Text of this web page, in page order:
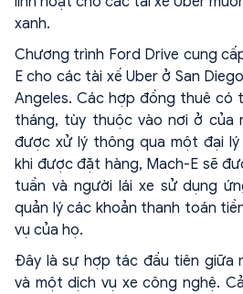
xanh.
Chương trình Ford Drive cung
E cho các tài xế Uber ở San
Angeles. Các hợp đồng thuê có
tháng, tùy thuộc vào nơi ở của
được xử lý thông qua một đại lý
khi được đặt hàng, Mach-E sẽ
tuần và người lái xe sử dụng
quản lý các khoản thanh toán
vụ của họ.
Đây là sự hợp tác đầu tiên giữa
và một dịch vụ xe công nghệ.